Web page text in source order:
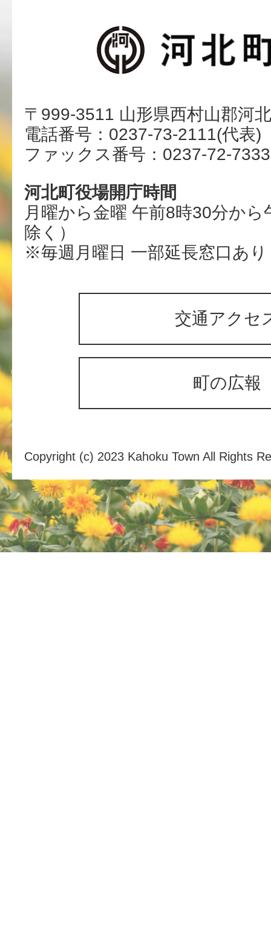
〒999-3511 山形県西村山郡河
電話番号：0237-73-2111(代表)
ファックス番号：0237-72-7333
河北町役場開庁時間
月曜から金曜 午前8時30分か
除く）
※毎週月曜日 一部延長窓口あり
交通アクセ
町の広報
Copyright (c) 2023 Kahoku Town All Rights